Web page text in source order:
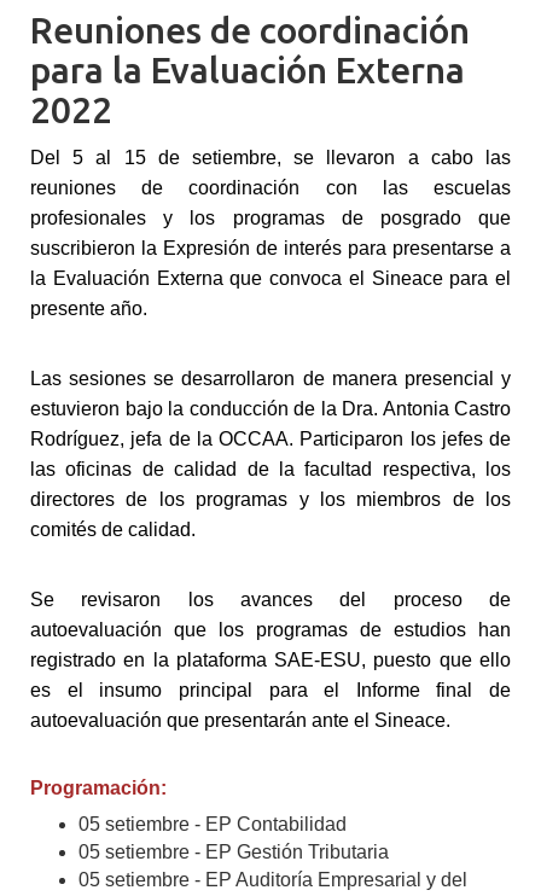
Reuniones de coordinación
para la Evaluación Externa
2022
Del 5 al 15 de setiembre, se llevaron a cabo las
reuniones de coordinación con las escuelas
profesionales y los programas de posgrado que
suscribieron la Expresión de interés para presentarse a
la Evaluación Externa que convoca el Sineace para el
presente año.
Las sesiones se desarrollaron de manera presencial y
estuvieron bajo la conducción de la Dra. Antonia Castro
Rodríguez, jefa de la OCCAA. Participaron los jefes de
las oficinas de calidad de la facultad respectiva, los
directores de los programas y los miembros de los
comités de calidad.
Se revisaron los avances del proceso de
autoevaluación que los programas de estudios han
registrado en la plataforma SAE-ESU, puesto que ello
es el insumo principal para el Informe final de
autoevaluación que presentarán ante el Sineace.
Programación:
05 setiembre - EP Contabilidad
05 setiembre - EP Gestión Tributaria
05 setiembre - EP Auditoría Empresarial y del